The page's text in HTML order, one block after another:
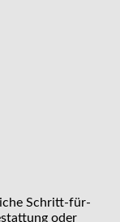
Schritt-für-
oder